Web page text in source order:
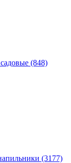
(848)
(3177)